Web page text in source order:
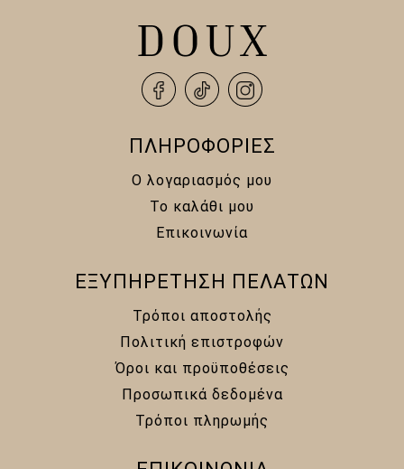
ΠΛΗΡΟΦΟΡΙΕΣ
Ο λογαριασμός μου
Το καλάθι μου
Επικοινωνία
ΕΞΥΠΗΡΕΤΗΣΗ ΠΕΛΑΤΩΝ
Τρόποι αποστολής
Πολιτική επιστροφών
Όροι και προϋποθέσεις
Προσωπικά δεδομένα
Τρόποι πληρωμής